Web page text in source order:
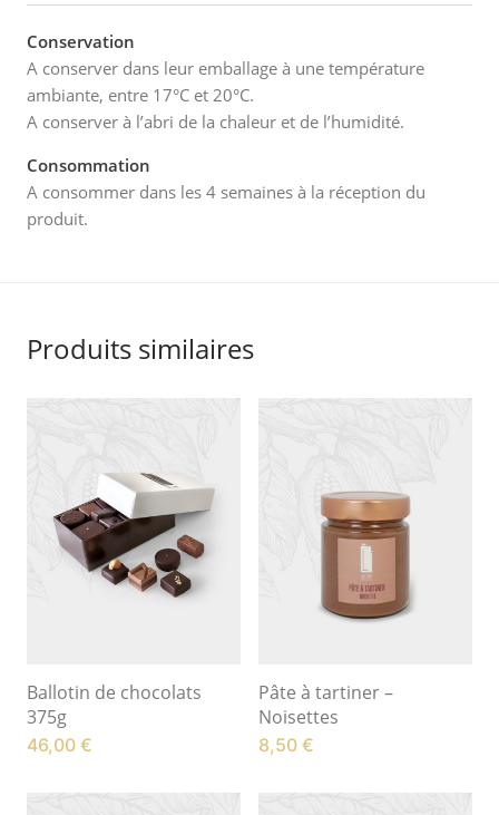
Conservation
A conserver dans leur emballage à une température
ambiante, entre 17°C et 20°C.
A conserver à l’abri de la chaleur et de l’humidité.
Consommation
A consommer dans les 4 semaines à la réception du
produit.
Produits similaires
Ballotin de chocolats
375g
46,00 €
Pâte à tartiner –
Noisettes
8,50 €